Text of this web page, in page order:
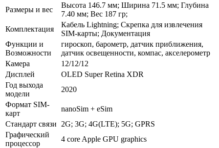
Размеры и вес
Высота 146.7 мм; Ширина 71.5 мм; Глубина
7.40 мм; Вес 187 гр;
Комплектация
Кабель Lightning; Скрепка для извлечения
SIM-карты; Документация
Функции и
Возможности
гироскоп, барометр, датчик приближения,
датчик освещенности, компас, акселерометр
Камера
12/12/12
Дисплей
OLED Super Retina XDR
Год выхода
модели
2020
Формат SIM-
карт
nanoSim + eSim
Стандарт связи
2G; 3G; 4G(LTE); 5G; GPRS
Графический
процессор
4 core Apple GPU graphics